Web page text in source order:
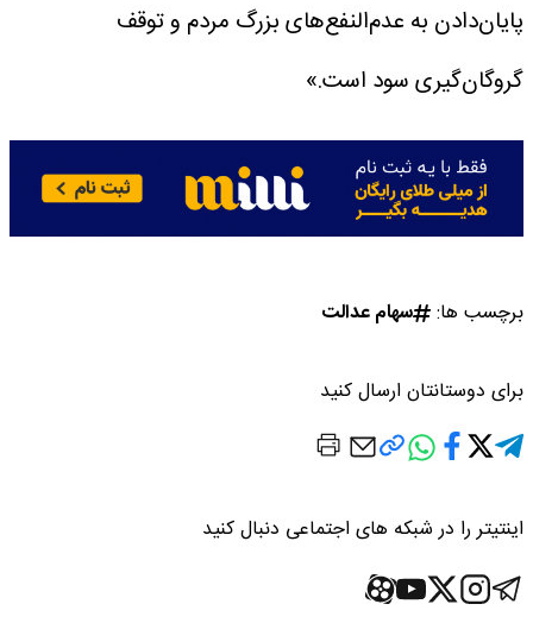
پایان‌دادن به عدم‌النفع‌های بزرگ مردم و توقف
گروگان‌گیری سود است.»
برچسب ها: سهام عدالت
برای دوستانتان ارسال کنید
اینتیتر را در شبکه های اجتماعی دنبال کنید